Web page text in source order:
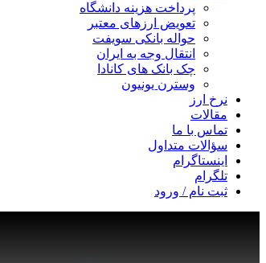
پرداخت هزینه دانشگاه
تعویض ارزهای معتبر
حواله بانکی سویفت
انتقال وجه به ایران
چک بانک های کانادا
وسترن یونیون
نرخ ارز
مقالات
تماس با ما
سؤالات متداول
اینستاگرام
تلگرام
ثبت نام / ورود